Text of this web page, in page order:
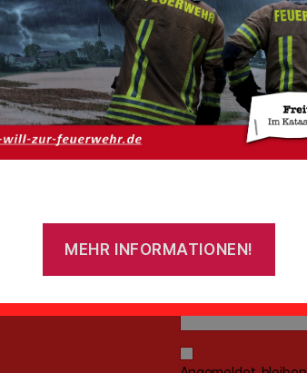
Impressum
MEHR INFORMATIONEN!